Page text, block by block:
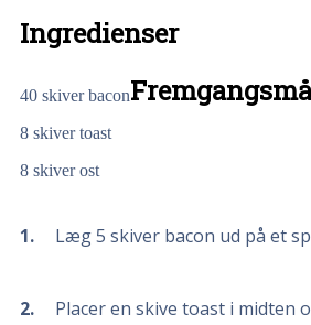
Ingredienser
40 skiver bacon
8 skiver toast
8 skiver ost
1 Læg 5 skiver bacon ud på et
2 Placer en skive toast i midten